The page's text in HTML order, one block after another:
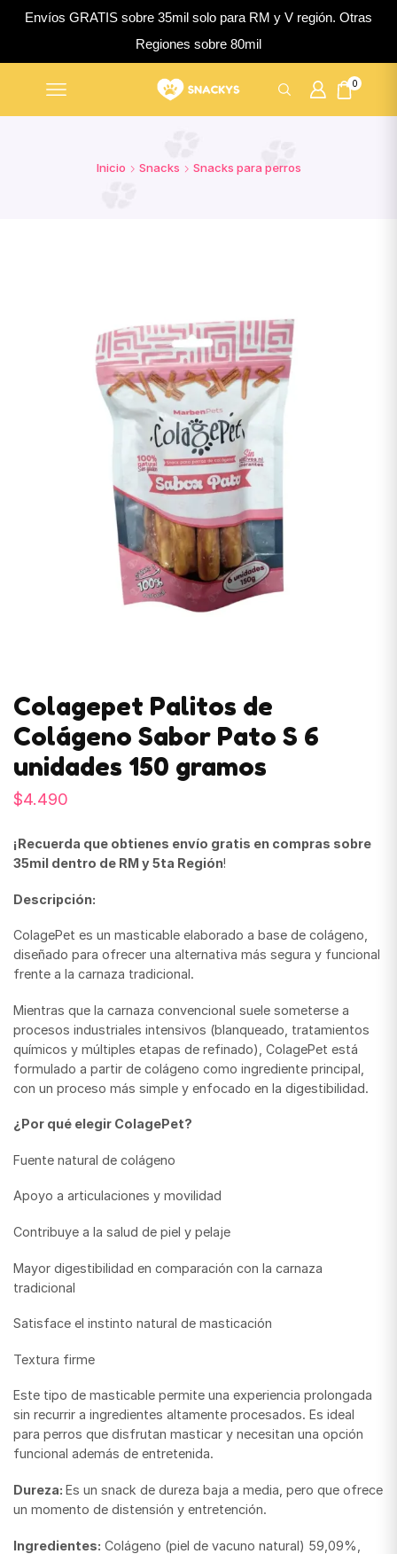
Envíos GRATIS sobre 35mil solo para RM y V región. Otras
Regiones sobre 80mil
0
Inicio Snacks Snacks para perros
Colagepet Palitos de
Colágeno Sabor Pato S 6
unidades 150 gramos
$4.490
¡Recuerda que obtienes envío gratis en compras sobre
35mil dentro de RM y 5ta Región!
Descripción:
ColagePet es un masticable elaborado a base de colágeno,
diseñado para ofrecer una alternativa más segura y funcional
frente a la carnaza tradicional.
Mientras que la carnaza convencional suele someterse a
procesos industriales intensivos (blanqueado, tratamientos
químicos y múltiples etapas de refinado), ColagePet está
formulado a partir de colágeno como ingrediente principal,
con un proceso más simple y enfocado en la digestibilidad.
¿Por qué elegir ColagePet?
Fuente natural de colágeno
Apoyo a articulaciones y movilidad
Contribuye a la salud de piel y pelaje
Mayor digestibilidad en comparación con la carnaza
tradicional
Satisface el instinto natural de masticación
Textura firme
Este tipo de masticable permite una experiencia prolongada
sin recurrir a ingredientes altamente procesados. Es ideal
para perros que disfrutan masticar y necesitan una opción
funcional además de entretenida.
Dureza: Es un snack de dureza baja a media, pero que ofrece
un momento de distensión y entretención.
Ingredientes: Colágeno (piel de vacuno natural) 59,09%,